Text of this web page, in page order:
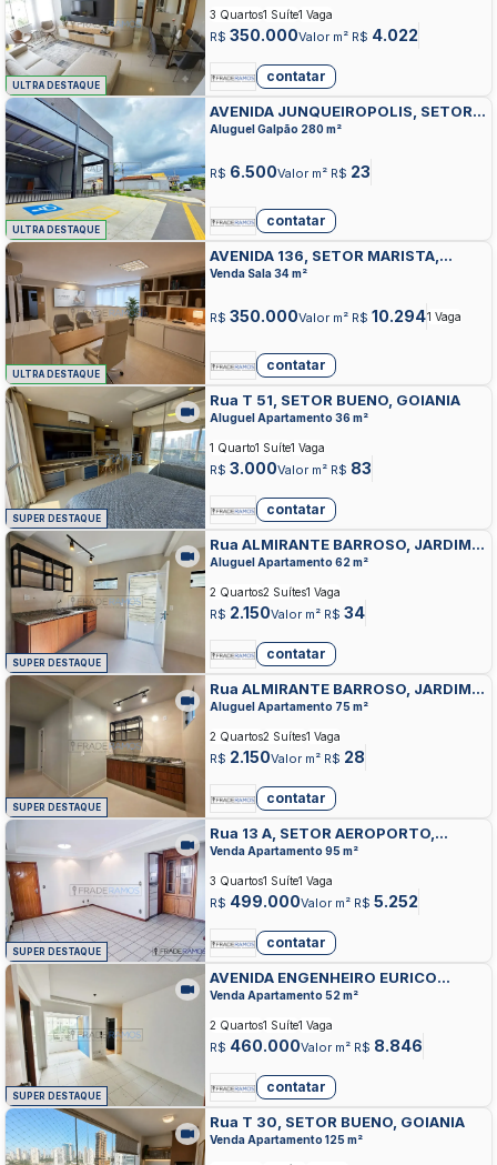
ULTRA DESTAQUE
R$ 350.000Valor m² R$ 4.022
3 Quartos1 Suíte1 Vaga
contatar
ULTRA DESTAQUE
AVENIDA JUNQUEIROPOLIS, SETOR
SERRA DOURADA, APARECIDA DE
Aluguel Galpão 280 m²
R$ 6.500Valor m² R$ 23
contatar
ULTRA DESTAQUE
AVENIDA 136, SETOR MARISTA,
GOIANIA
Venda Sala 34 m²
R$ 350.000Valor m² R$ 10.2941 Vaga
contatar
SUPER DESTAQUE
Rua T 51, SETOR BUENO, GOIANIA
Aluguel Apartamento 36 m²
R$ 3.000Valor m² R$ 83
1 Quarto1 Suíte1 Vaga
contatar
SUPER DESTAQUE
Rua ALMIRANTE BARROSO, JARDIM
VILA BOA, GOIANIA
Aluguel Apartamento 62 m²
R$ 2.150Valor m² R$ 34
2 Quartos2 Suítes1 Vaga
contatar
SUPER DESTAQUE
Rua ALMIRANTE BARROSO, JARDIM
VILA BOA, GOIANIA
Aluguel Apartamento 75 m²
R$ 2.150Valor m² R$ 28
2 Quartos2 Suítes1 Vaga
contatar
SUPER DESTAQUE
Rua 13 A, SETOR AEROPORTO,
GOIANIA
Venda Apartamento 95 m²
R$ 499.000Valor m² R$ 5.252
3 Quartos1 Suíte1 Vaga
contatar
SUPER DESTAQUE
AVENIDA ENGENHEIRO EURICO
VIANA, VILA MARIA JOSE, GOIANIA
Venda Apartamento 52 m²
R$ 460.000Valor m² R$ 8.846
2 Quartos1 Suíte1 Vaga
contatar
Rua T 30, SETOR BUENO, GOIANIA
Venda Apartamento 125 m²